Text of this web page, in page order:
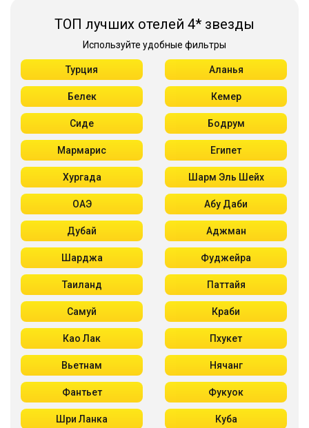
ТОП лучших отелей 4* звезды
Используйте удобные фильтры
Турция Аланья
Белек Кемер
Сиде Бодрум
Мармарис Египет
Хургада Шарм Эль Шейх
ОАЭ Абу Даби
Дубай Аджман
Шарджа Фуджейра
Таиланд Паттайя
Самуй Краби
Као Лак Пхукет
Вьетнам Нячанг
Фантьет Фукуок
Шри Ланка Куба